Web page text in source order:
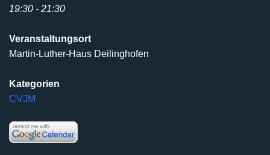
19:30 - 21:30
Veranstaltungsort
Martin-Luther-Haus Deilinghofen
Kategorien
CVJM